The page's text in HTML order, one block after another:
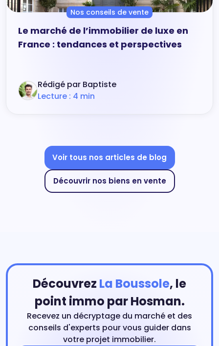
Nos conseils de vente
Le marché de l’immobilier de luxe en
France : tendances et perspectives
Rédigé par Baptiste
Lecture : 4 min
Voir tous nos articles de blog
Découvrir nos biens en vente
Découvrez La Boussole, le
point immo par Hosman.
Recevez un décryptage du marché et des
conseils d'experts pour vous guider dans
votre projet immobilier.